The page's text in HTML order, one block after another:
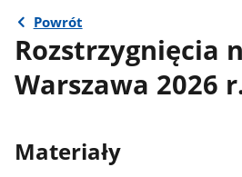
Powrót
Rozstrzygnięcia
Warszawa 2026
Materiały